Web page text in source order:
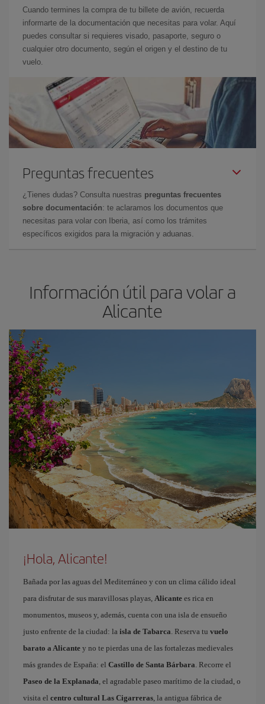
Cuando termines la compra de tu billete de avión, recuerda
informarte de la documentación que necesitas para volar. Aquí
puedes consultar si requieres visado, pasaporte, seguro o
cualquier otro documento, según el origen y el destino de tu
vuelo.
Preguntas frecuentes
¿Tienes dudas? Consulta nuestras preguntas frecuentes
sobre documentación: te aclaramos los documentos que
necesitas para volar con Iberia, así como los trámites
específicos exigidos para la migración y aduanas.
Información útil para volar a
Alicante
¡Hola, Alicante!
Bañada por las aguas del Mediterráneo y con un clima cálido ideal
para disfrutar de sus maravillosas playas, Alicante es rica en
monumentos, museos y, además, cuenta con una isla de ensueño
justo enfrente de la ciudad: la isla de Tabarca. Reserva tu vuelo
barato a Alicante y no te pierdas una de las fortalezas medievales
más grandes de España: el Castillo de Santa Bárbara. Recorre el
Paseo de la Explanada, el agradable paseo marítimo de la ciudad, o
visita el centro cultural Las Cigarreras, la antigua fábrica de